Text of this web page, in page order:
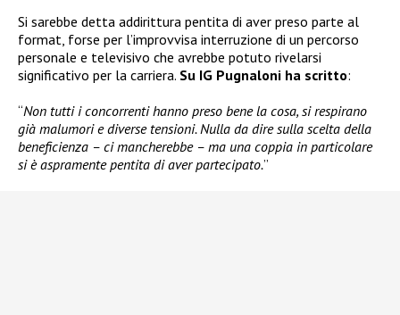
Si sarebbe detta addirittura pentita di aver preso parte al
format, forse per l’improvvisa interruzione di un percorso
personale e televisivo che avrebbe potuto rivelarsi
significativo per la carriera. Su IG Pugnaloni ha scritto:
“Non tutti i concorrenti hanno preso bene la cosa, si respirano
già malumori e diverse tensioni. Nulla da dire sulla scelta della
beneficienza – ci mancherebbe – ma una coppia in particolare
si è aspramente pentita di aver partecipato.”